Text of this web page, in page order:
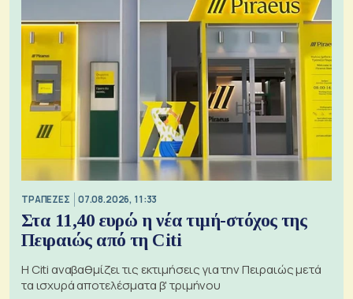
ΤΡΑΠΕΖΕΣ 07.08.2026, 11:33
Στα 11,40 ευρώ η νέα τιμή-στόχος της
Πειραιώς από τη Citi
Η Citi αναβαθμίζει τις εκτιμήσεις για την Πειραιώς μετά
τα ισχυρά αποτελέσματα β' τριμήνου